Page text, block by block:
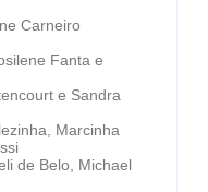
Carneiro
Fanta e
e Sandra
Marcinha
de Belo, Michael